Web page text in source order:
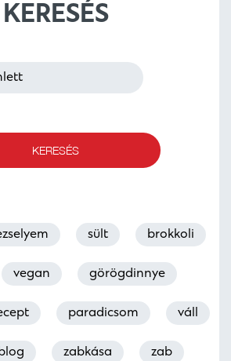
KERESÉS
sült brokkoli
vegan görögdinnye
paradicsom váll
zabkása zab